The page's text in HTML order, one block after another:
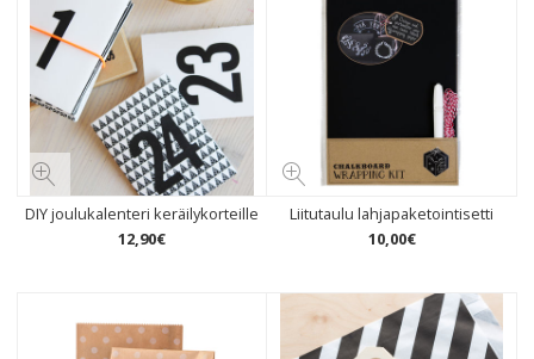
DIY joulukalenteri keräilykorteille
12,90€
Liitutaulu lahjapaketointisetti
10,00€